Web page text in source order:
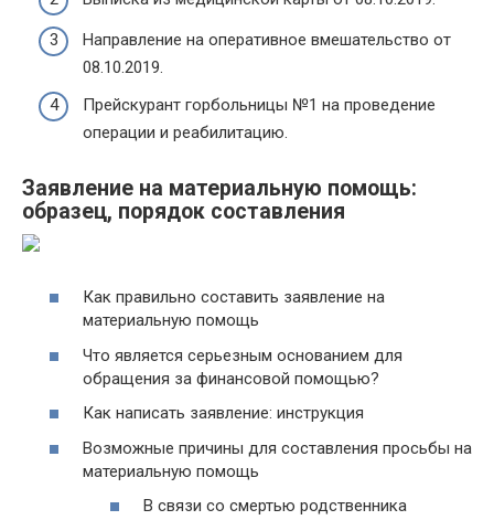
Направление на оперативное вмешательство от
08.10.2019.
Прейскурант горбольницы №1 на проведение
операции и реабилитацию.
Заявление на материальную помощь:
образец, порядок составления
Как правильно составить заявление на
материальную помощь
Что является серьезным основанием для
обращения за финансовой помощью?
Как написать заявление: инструкция
Возможные причины для составления просьбы на
материальную помощь
В связи со смертью родственника